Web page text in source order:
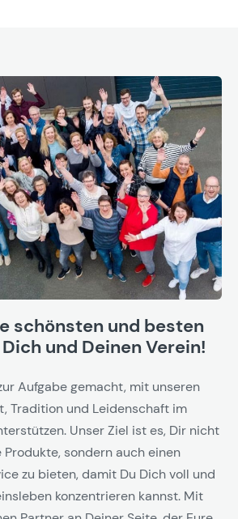
schönsten und besten
und Deinen Verein!
Aufgabe gemacht, mit unseren
Tradition und Leidenschaft im
Unser Ziel ist es, Dir nicht
sondern auch einen
zu bieten, damit Du Dich voll und
konzentrieren kannst. Mit